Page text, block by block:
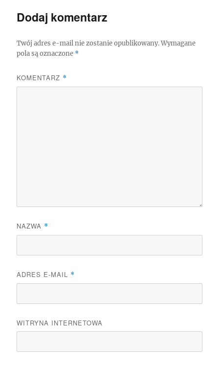
Dodaj komentarz
Twój adres e-mail nie zostanie opublikowany. Wymagane
pola są oznaczone *
KOMENTARZ *
NAZWA *
ADRES E-MAIL *
WITRYNA INTERNETOWA